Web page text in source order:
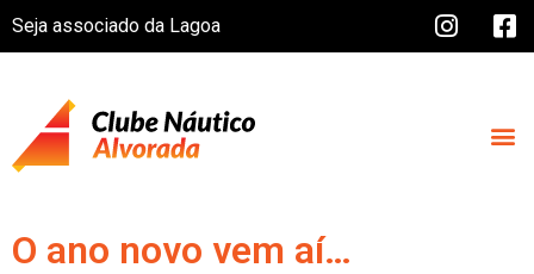
Seja associado da Lagoa
O ano novo vem aí…